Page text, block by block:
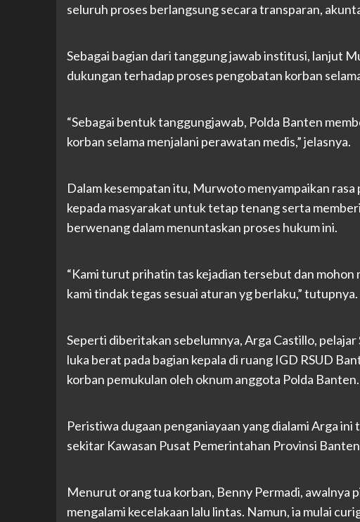
seluruh proses berlangsung secara transparan,
Sebagai bagian dari tanggung jawab institusi, lanjut
dukungan terhadap proses pengobatan korban
“Sebagai bentuk tanggungjawab, Polda Banten
korban selama menjalani perawatan medis,” jelasnya.
Dalam kesempatan itu, Murwoto menyampaikan
kepada masyarakat untuk tetap tenang serta
berwenang dalam menuntaskan proses hukum ini.
“Kami turut prihatin tas kejadian tersebut dan
kami tindak tegas sesuai aturan yg berlaku,” tutupnya.
Seperti diberitakan sebelumnya, Arga Castillo,
luka berat pada bagian kepala di ruang IGD RSUD
korban pemukulan oleh oknum anggota Polda Banten.
Peristiwa dugaan penganiayaan yang dialami Arga
sekitar Kawasan Pusat Pemerintahan Provinsi
‎Menurut orang tua korban, Benny Permadi, awalnya
mengalami kecelakaan lalu lintas. Namun, ia mulai